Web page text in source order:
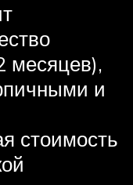
месяцев),
и
стоимость